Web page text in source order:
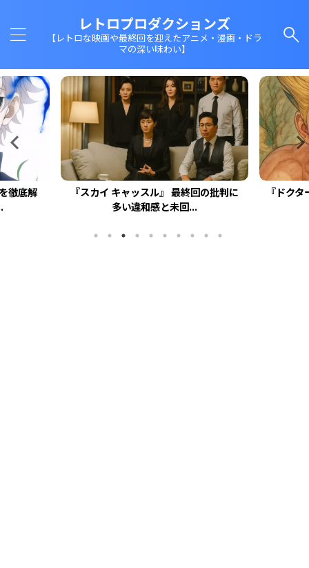
レトロプロダクションズ
【レトロな映画や最終回を迎えたアニメ・漫画・ドラ
マの深い味わい】
徹底解
『スカイ キャッスル』 最終回の批判に
多い違和感と未回...
『ドク